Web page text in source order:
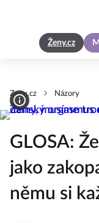
Ženy.cz
Zeny.cz Názory
GLOSA:
jako
němu si